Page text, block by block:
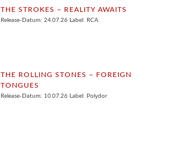
THE STROKES – REALITY AWAITS
Release-Datum: 24.07.26 Label: RCA
THE ROLLING STONES – FOREIGN
TONGUES
Release-Datum: 10.07.26 Label: Polydor